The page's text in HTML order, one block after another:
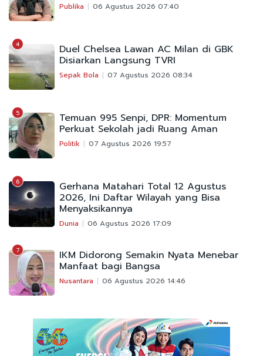
Publika 06 Agustus 2026 07:40
4 Duel Chelsea Lawan AC Milan di GBK
Disiarkan Langsung TVRI
Sepak Bola 07 Agustus 2026 08:34
5 Temuan 995 Senpi, DPR: Momentum
Perkuat Sekolah jadi Ruang Aman
Politik 07 Agustus 2026 19:57
6 Gerhana Matahari Total 12 Agustus
2026, Ini Daftar Wilayah yang Bisa
Menyaksikannya
Dunia 06 Agustus 2026 17:09
7 IKM Didorong Semakin Nyata Menebar
Manfaat bagi Bangsa
Nusantara 06 Agustus 2026 14:46